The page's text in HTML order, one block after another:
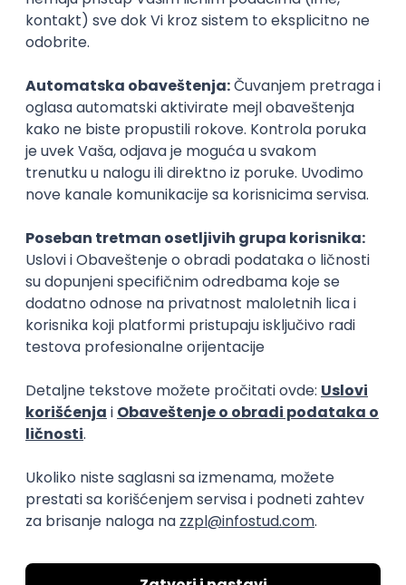
Zanimanja posle studija
HR biznis partner
ljudski resursi (HR)
Menadžer
ljudski resursi (HR)
Poslovi posle studija
poslovi preko zadruge
Specijalista za radne dozvole i